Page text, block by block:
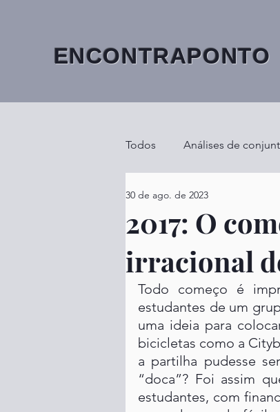
ENCONTRAPONTO
Todos Análises de
2017: O
irracional
30 de ago. de 2023
Todo começo é
estudantes de um
uma ideia para
bicicletas como a
a partilha pudesse
“doca”? Foi assim
estudantes, com